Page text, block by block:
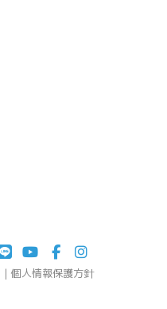
| 個人情報保護方針